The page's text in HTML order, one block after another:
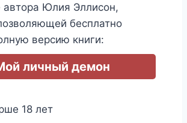
Юлия Эллисон,
бесплатно
версию книги:
личный демон
18 лет